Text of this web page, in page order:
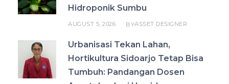
Hidroponik Sumbu
AUGUST 5, 2026 BYASSET DESIGNER
Urbanisasi Tekan Lahan,
Hortikultura Sidoarjo Tetap Bisa
Tumbuh: Pandangan Dosen